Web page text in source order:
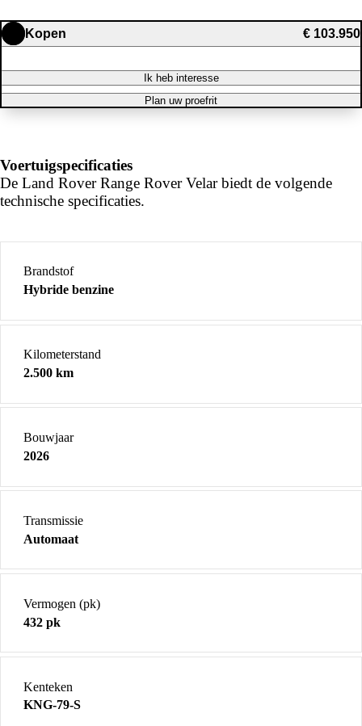
Kopen € 103.950
Ik heb interesse
Plan uw proefrit
Voertuigspecificaties
De Land Rover Range Rover Velar biedt de volgende
technische specificaties.
Brandstof
Hybride benzine
Kilometerstand
2.500 km
Bouwjaar
2026
Transmissie
Automaat
Vermogen (pk)
432 pk
Kenteken
KNG-79-S